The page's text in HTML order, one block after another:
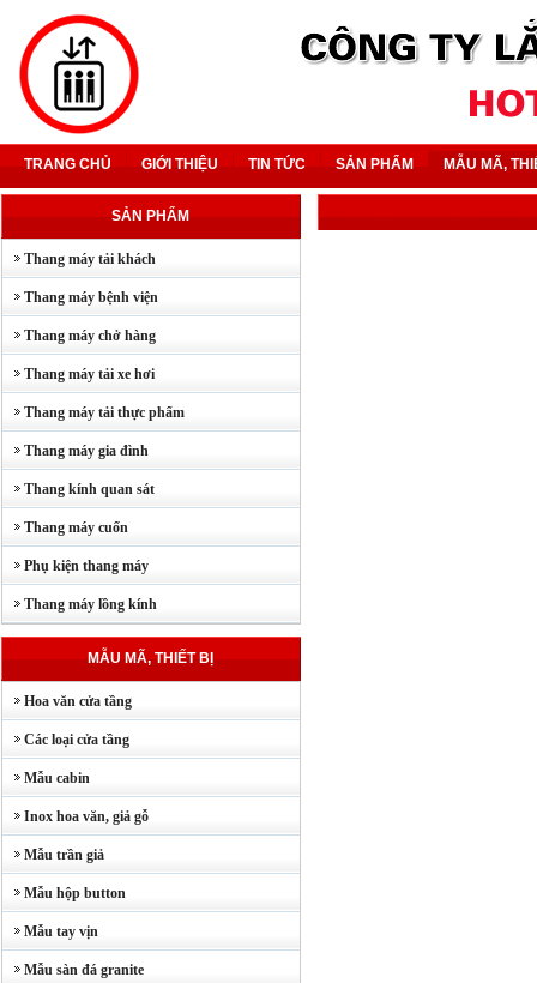
TRANG CHỦ GIỚI THIỆU TIN TỨC SẢN PHẨM MẪU MÃ,
SẢN PHẨM
Thang máy tải khách
Thang máy bệnh viện
Thang máy chở hàng
Thang máy tải xe hơi
Thang máy tải thực phẩm
Thang máy gia đình
Thang kính quan sát
Thang máy cuốn
Phụ kiện thang máy
Thang máy lồng kính
MẪU MÃ, THIẾT BỊ
Hoa văn cửa tầng
Các loại cửa tầng
Mẫu cabin
Inox hoa văn, giả gỗ
Mẫu trần giả
Mẫu hộp button
Mẫu tay vịn
Mẫu sàn đá granite